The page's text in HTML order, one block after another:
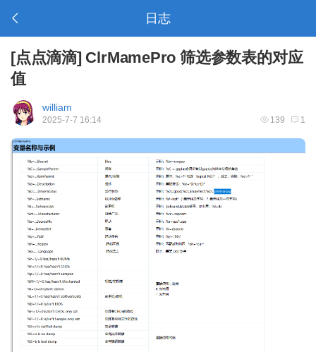
日志
[点点滴滴] ClrMamePro 筛选参数表的对应
值
william
139 1
2025-7-7 16:14